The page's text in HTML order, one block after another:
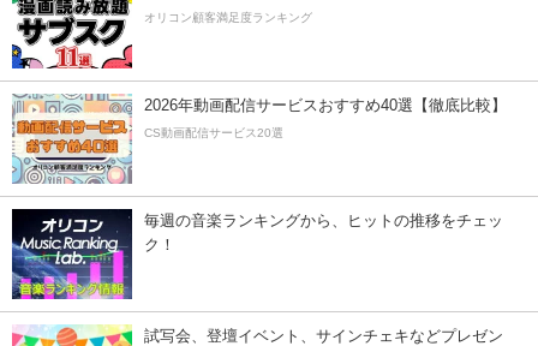
オリコン顧客満足度ランキング
2026年動画配信サービスおすすめ40選【徹底比較】
CS動画配信サービス20選
毎週の音楽ランキングから、ヒットの推移をチェッ
ク！
試写会、登壇イベント、サインチェキなどプレゼン